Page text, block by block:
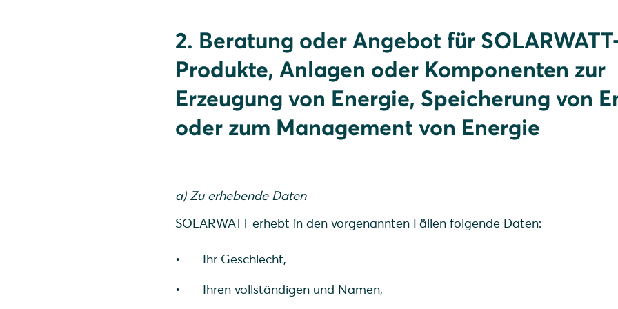
2. Beratung oder Angebot für
Produkte, Anlagen oder Komponenten zur
Erzeugung von Energie, Speicherung von
oder zum Management von Energie
a) Zu erhebende Daten
SOLARWATT erhebt in den vorgenannten Fällen folgende Daten:
Ihr Geschlecht,
Ihren vollständigen und Namen,